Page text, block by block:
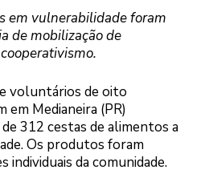
em vulnerabilidade foram
de mobilização de
voluntários de oito
em Medianeira (PR)
312 cestas de alimentos a
Os produtos foram
individuais da comunidade.